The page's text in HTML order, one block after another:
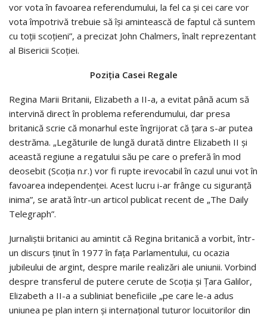
vor vota în favoarea referendumului, la fel ca şi cei care vor
vota împotrivă trebuie să îşi amintească de faptul că suntem
cu toţii scoţieni”, a precizat John Chalmers, înalt reprezentant
al Bisericii Scoţiei.
Poziţia Casei Regale
Regina Marii Britanii, Elizabeth a II-a, a evitat până acum să
intervină direct în problema referendumului, dar presa
britanică scrie că monarhul este îngrijorat că ţara s-ar putea
destrăma. „Legăturile de lungă durată dintre Elizabeth II şi
această regiune a regatului său pe care o preferă în mod
deosebit (Scoţia n.r.) vor fi rupte irevocabil în cazul unui vot în
favoarea independenţei. Acest lucru i-ar frânge cu siguranţă
inima”, se arată într-un articol publicat recent de „The Daily
Telegraph”.
Jurnaliştii britanici au amintit că Regina britanică a vorbit, într-
un discurs ţinut în 1977 în faţa Parlamentului, cu ocazia
jubileului de argint, despre marile realizări ale uniunii. Vorbind
despre transferul de putere cerute de Scoţia şi Ţara Galilor,
Elizabeth a II-a a subliniat beneficiile „pe care le-a adus
uniunea pe plan intern şi internaţional tuturor locuitorilor din